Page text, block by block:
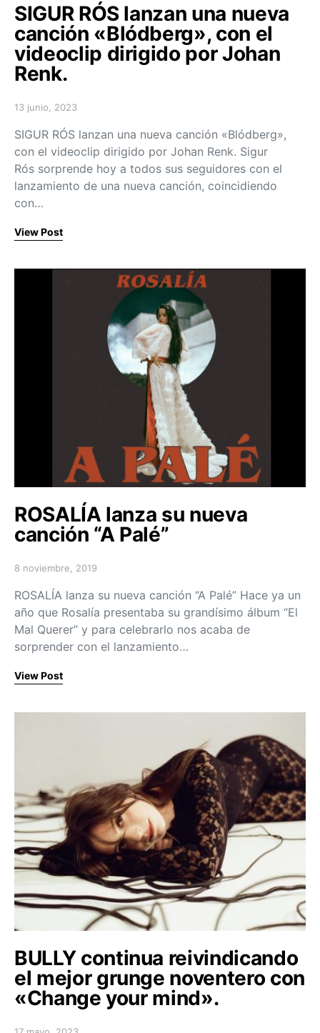
SIGUR RÓS lanzan una nueva
canción «Blódberg», con el
videoclip dirigido por Johan
Renk.
Posted on
13 junio, 2023
SIGUR RÓS lanzan una nueva canción «Blódberg»,
con el videoclip dirigido por Johan Renk. Sigur
Rós sorprende hoy a todos sus seguidores con el
lanzamiento de una nueva canción, coincidiendo
con…
View Post
ROSALÍA lanza su nueva
canción “A Palé”
Posted on
8 noviembre, 2019
ROSALÍA lanza su nueva canción “A Palé” Hace ya un
año que Rosalía presentaba su grandísimo álbum “El
Mal Querer” y para celebrarlo nos acaba de
sorprender con el lanzamiento…
View Post
BULLY continua reivindicando
el mejor grunge noventero con
«Change your mind».